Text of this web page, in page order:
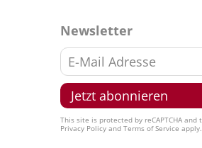
Newsletter
This site is protected by reCAPTCHA and
Privacy Policyand Terms of Service apply.